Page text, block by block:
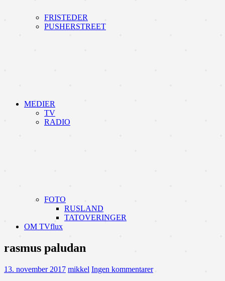
FRISTEDER
PUSHERSTREET
MEDIER
TV
RADIO
FOTO
RUSLAND
TATOVERINGER
OM TVflux
rasmus paludan
13. november 2017 mikkel Ingen kommentarer